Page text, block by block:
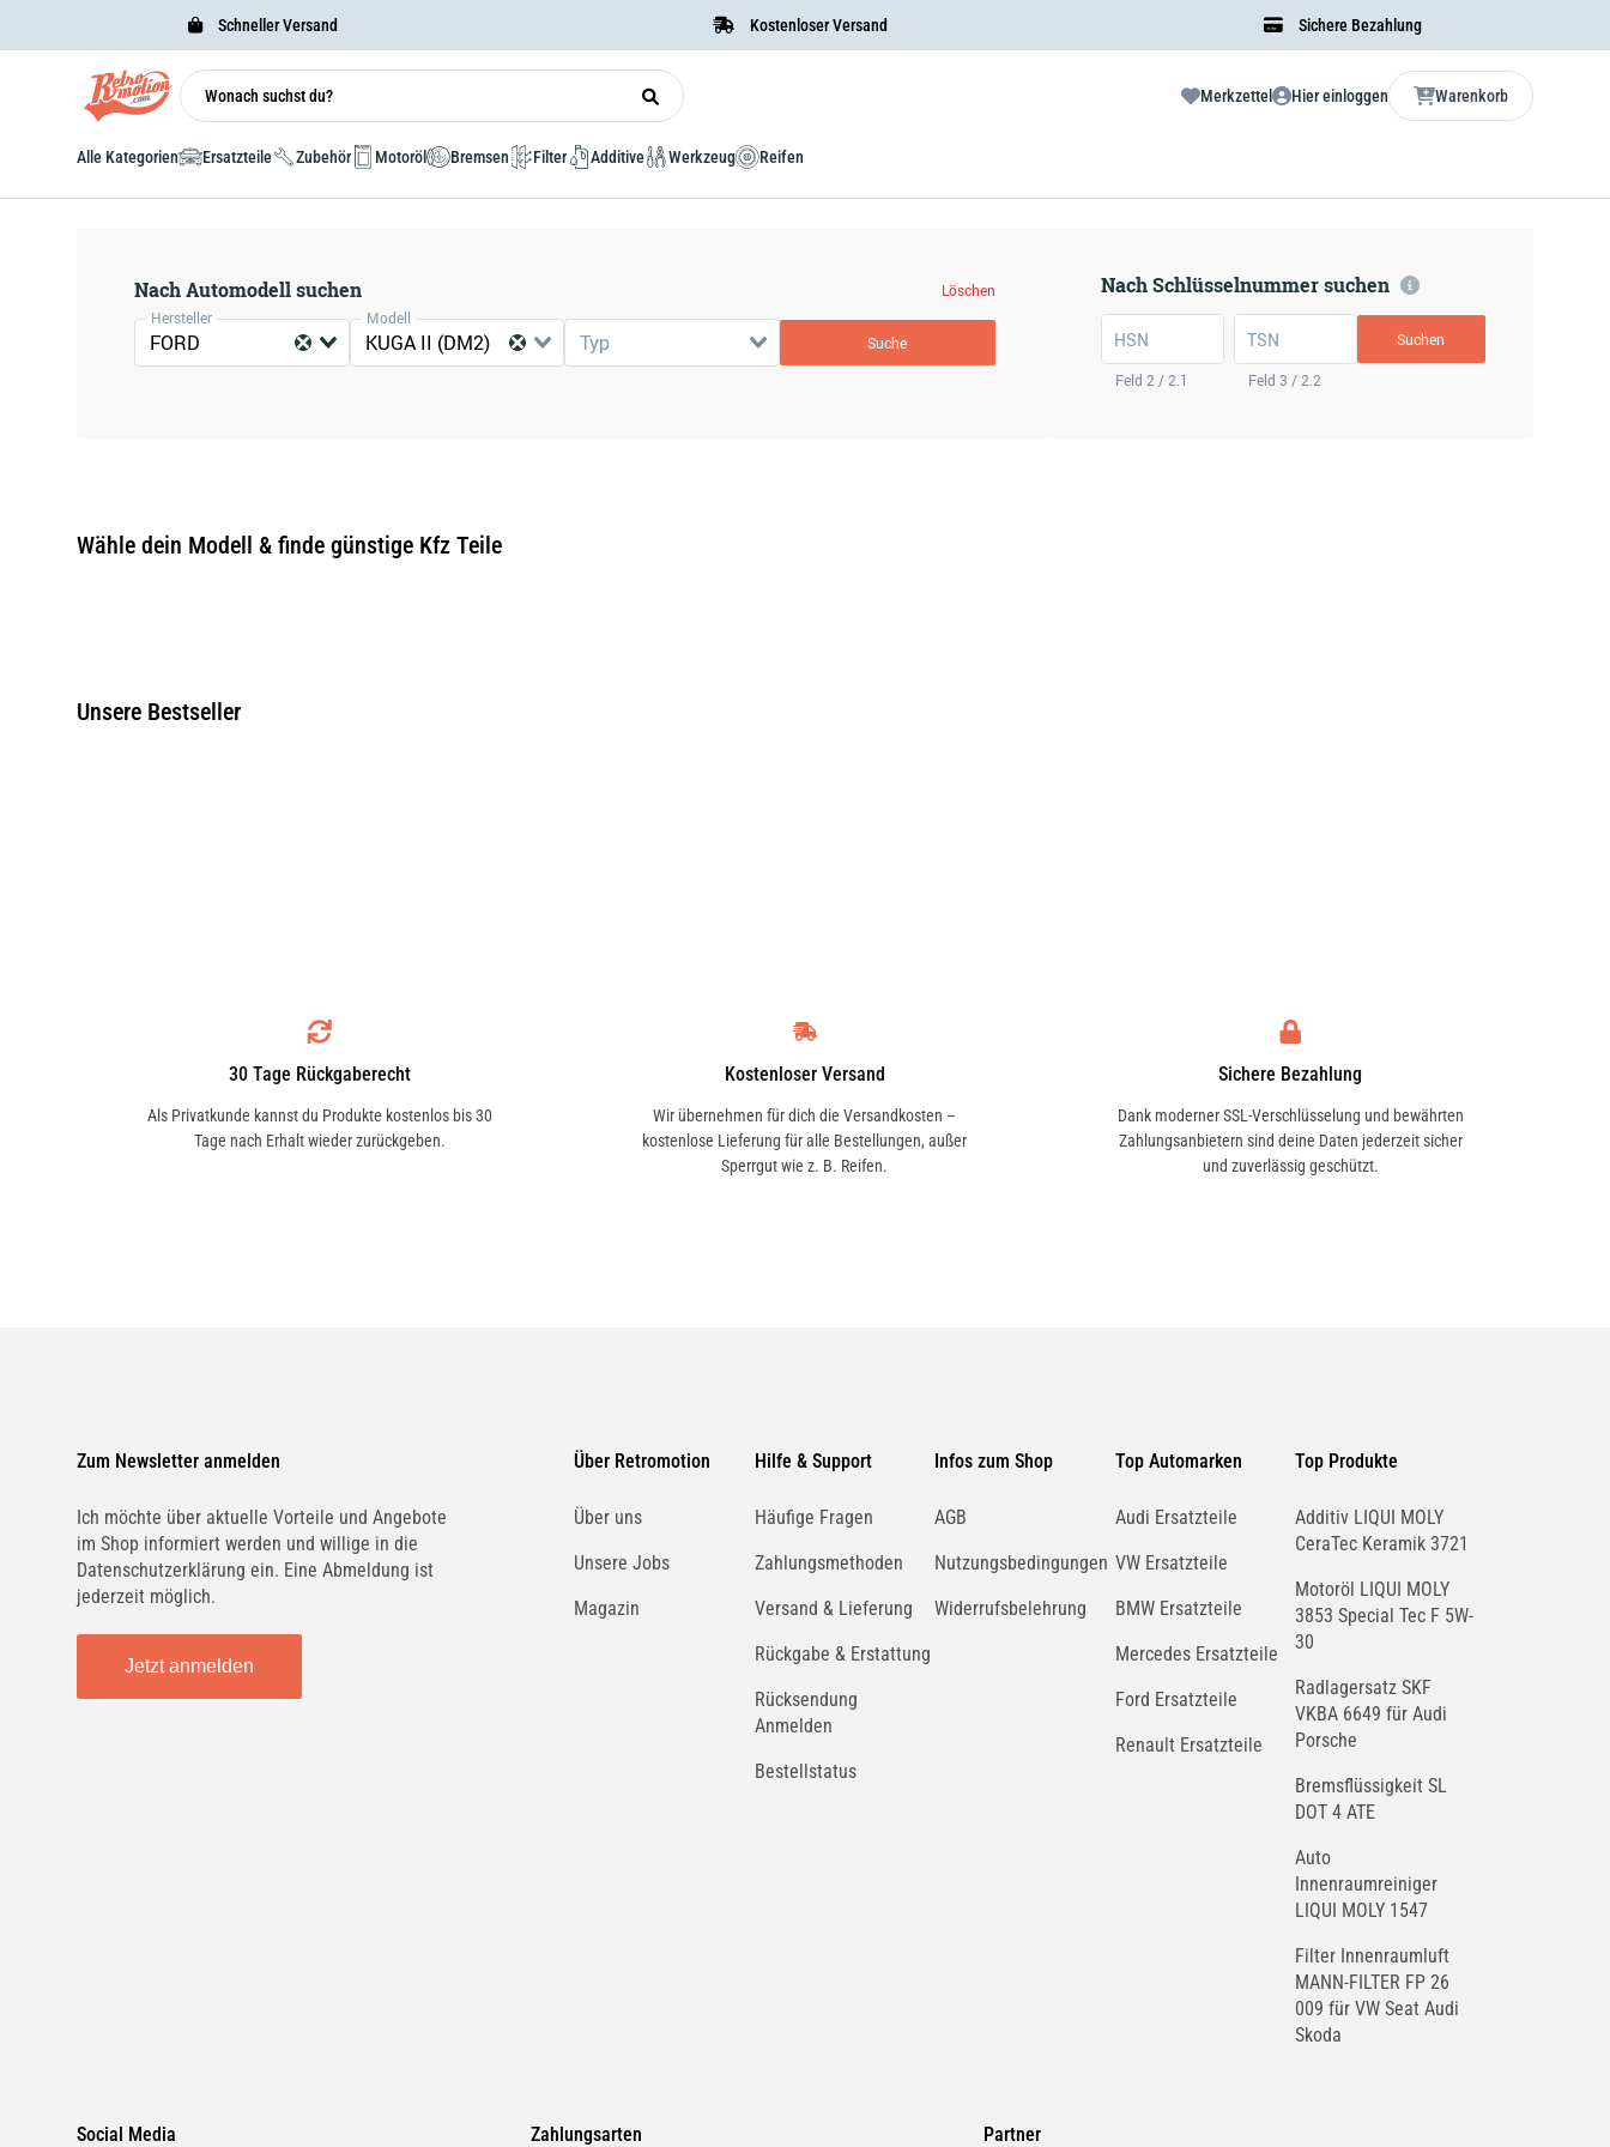
Schneller Versand Kostenloser Versand Sichere Bezahlung
Merkzettel Hier einloggen Warenkorb
Alle Kategorien Ersatzteile Zubehör Motoröl Bremsen Filter Additive Werkzeug Reifen
Nach Automodell suchen
Löschen
Hersteller
FORD
Modell
KUGA II (DM2) Typ Suche
Nach Schlüsselnummer suchen
HSN
Feld 2 / 2.1
TSN
Feld 3 / 2.2
Suchen
Wähle dein Modell & finde günstige Kfz Teile
Unsere Bestseller
30 Tage Rückgaberecht
Als Privatkunde kannst du Produkte kostenlos bis 30
Tage nach Erhalt wieder zurückgeben.
Kostenloser Versand
Wir übernehmen für dich die Versandkosten –
kostenlose Lieferung für alle Bestellungen, außer
Sperrgut wie z. B. Reifen.
Sichere Bezahlung
Dank moderner SSL-Verschlüsselung und bewährten
Zahlungsanbietern sind deine Daten jederzeit sicher
und zuverlässig geschützt.
Zum Newsletter anmelden
Ich möchte über aktuelle Vorteile und Angebote
im Shop informiert werden und willige in die
Datenschutzerklärung ein. Eine Abmeldung ist
jederzeit möglich.
Jetzt anmelden
Über Retromotion
Über uns
Unsere Jobs
Magazin
Hilfe & Support
Häufige Fragen
Zahlungsmethoden
Versand & Lieferung
Rückgabe & Erstattung
Rücksendung
Anmelden
Bestellstatus
Infos zum Shop
AGB
Nutzungsbedingungen
Widerrufsbelehrung
Top Automarken
Audi Ersatzteile
VW Ersatzteile
BMW Ersatzteile
Mercedes Ersatzteile
Ford Ersatzteile
Renault Ersatzteile
Top Produkte
Additiv LIQUI MOLY
CeraTec Keramik 3721
Motoröl LIQUI MOLY
3853 Special Tec F 5W-
30
Radlagersatz SKF
VKBA 6649 für Audi
Porsche
Bremsflüssigkeit SL
DOT 4 ATE
Auto
Innenraumreiniger
LIQUI MOLY 1547
Filter Innenraumluft
MANN-FILTER FP 26
009 für VW Seat Audi
Skoda
Social Media Zahlungsarten Partner